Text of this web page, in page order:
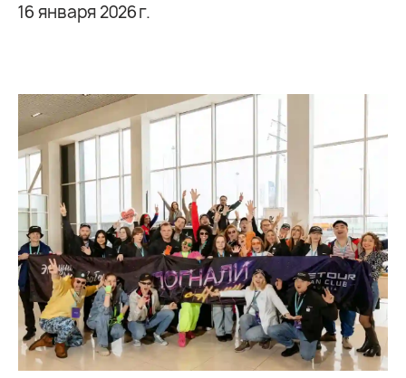
16 января 2026 г.